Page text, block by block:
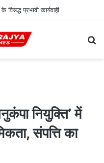
प्रभावी कार्यवाही
नियुक्ति’ में
संपत्ति का